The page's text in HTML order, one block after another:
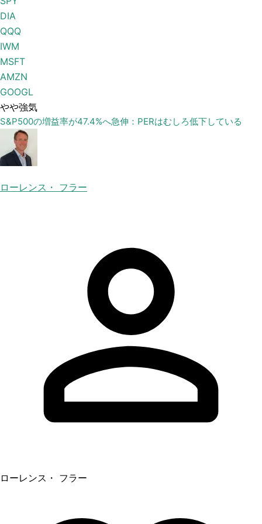
DIA
QQQ
IWM
MSFT
AMZN
GOOGL
やや強気
S&P500の増益率が47.4%へ急伸：PERはむしろ低下している
ローレンス・ フラー
ローレンス・ フラー